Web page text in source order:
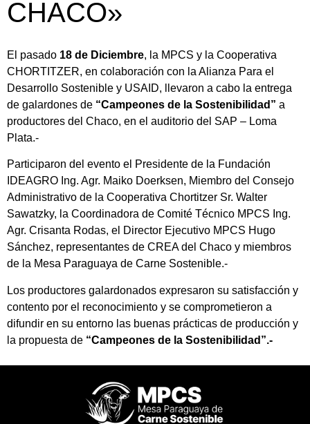
CHACO»
El pasado 18 de Diciembre, la MPCS y la Cooperativa
CHORTITZER, en colaboración con la Alianza Para el
Desarrollo Sostenible y USAID, llevaron a cabo la entrega
de galardones de “Campeones de la Sostenibilidad” a
productores del Chaco, en el auditorio del SAP – Loma
Plata.-
Participaron del evento el Presidente de la Fundación
IDEAGRO Ing. Agr. Maiko Doerksen, Miembro del Consejo
Administrativo de la Cooperativa Chortitzer Sr. Walter
Sawatzky, la Coordinadora de Comité Técnico MPCS Ing.
Agr. Crisanta Rodas, el Director Ejecutivo MPCS Hugo
Sánchez, representantes de CREA del Chaco y miembros
de la Mesa Paraguaya de Carne Sostenible.-
Los productores galardonados expresaron su satisfacción y
contento por el reconocimiento y se comprometieron a
difundir en su entorno las buenas prácticas de producción y
la propuesta de “Campeones de la Sostenibilidad”.-